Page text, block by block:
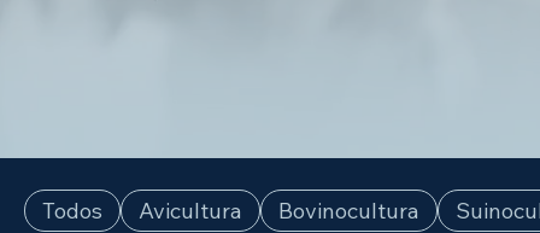
Todos Avicultura Bovinocultura